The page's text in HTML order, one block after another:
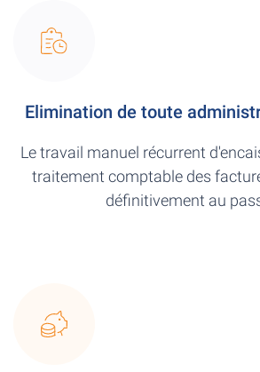
Elimination de toute
Le travail manuel récurrent
traitement comptable des
définitivement au